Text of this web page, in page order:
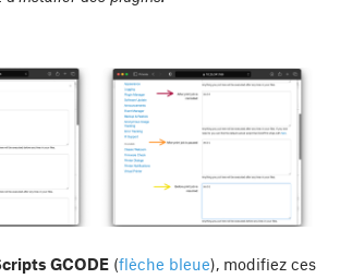
GCODE (flèche bleue), modifiez ces